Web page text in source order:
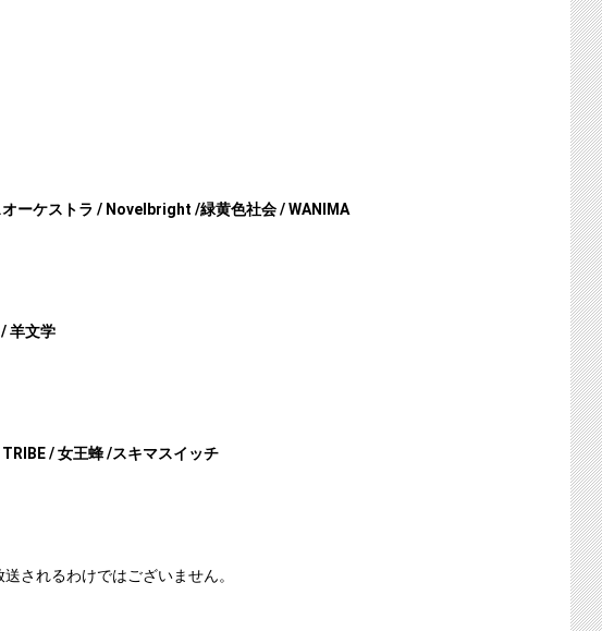
ーケストラ / Novelbright /緑黄色社会 / WANIMA
/ 羊文学
/ 女王蜂 /スキマスイッチ
されるわけではございません。